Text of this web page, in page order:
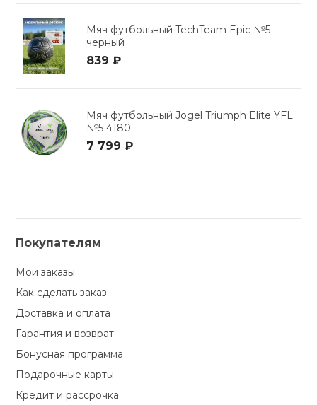
Мяч футбольный TechTeam Epic №5
черный
839 ₽
Мяч футбольный Jogel Triumph Elite YFL
№5 4180
7 799 ₽
Покупателям
Мои заказы
Как сделать заказ
Доставка и оплата
Гарантия и возврат
Бонусная программа
Подарочные карты
Кредит и рассрочка